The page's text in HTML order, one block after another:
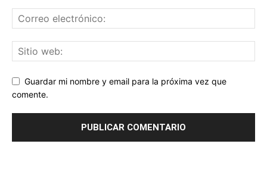
Guardar mi nombre y email para la próxima vez que
comente.